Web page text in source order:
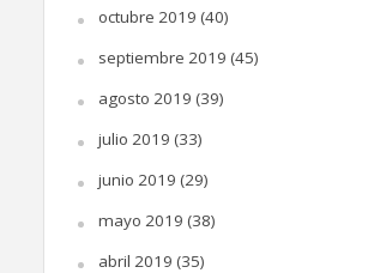
octubre 2019 (40)
septiembre 2019 (45)
agosto 2019 (39)
julio 2019 (33)
junio 2019 (29)
mayo 2019 (38)
abril 2019 (35)